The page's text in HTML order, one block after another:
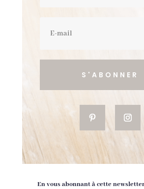
S'ABONNER
En vous abonnant à cette